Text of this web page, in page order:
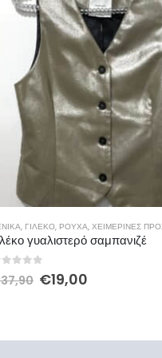
ΓΕΝΙΚΆ,ΡΟΎΧΑ,ΦΟΡΈΜΑΤΑ,
Φόρεμα Lisa
out of 5
€59,50 €30,00